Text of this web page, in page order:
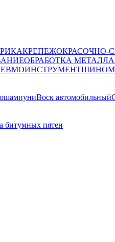
КРЕПЕЖОКРАСОЧНО-
ОБРАБОТКА
Воск автомобильный
битумных пятен